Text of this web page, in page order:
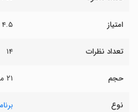
امتیاز ۴.۵
تعداد نظرات ۱۴
حجم ۲۱ مگابایت
نوع